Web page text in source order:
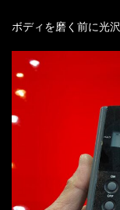
ボディを磨く前に光